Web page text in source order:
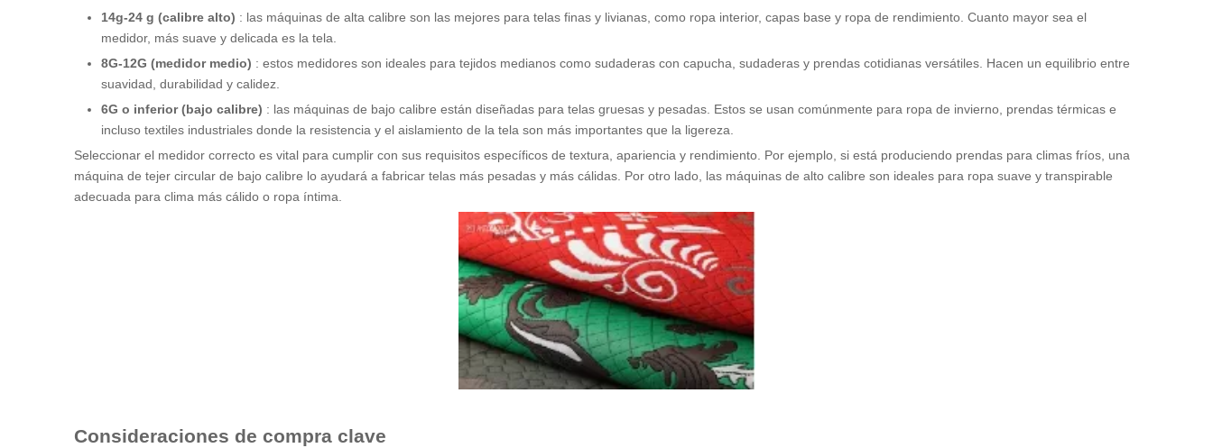
14g-24 g (calibre alto) : las máquinas de alta calibre son las mejores para telas finas y livianas, como ropa interior, capas base y ropa de rendimiento. Cuanto mayor sea el
medidor, más suave y delicada es la tela.
8G-12G (medidor medio) : estos medidores son ideales para tejidos medianos como sudaderas con capucha, sudaderas y prendas cotidianas versátiles. Hacen un equilibrio entre
suavidad, durabilidad y calidez.
6G o inferior (bajo calibre) : las máquinas de bajo calibre están diseñadas para telas gruesas y pesadas. Estos se usan comúnmente para ropa de invierno, prendas térmicas e
incluso textiles industriales donde la resistencia y el aislamiento de la tela son más importantes que la ligereza.
Seleccionar el medidor correcto es vital para cumplir con sus requisitos específicos de textura, apariencia y rendimiento. Por ejemplo, si está produciendo prendas para climas fríos, una
máquina de tejer circular de bajo calibre lo ayudará a fabricar telas más pesadas y más cálidas. Por otro lado, las máquinas de alto calibre son ideales para ropa suave y transpirable
adecuada para clima más cálido o ropa íntima.
Consideraciones de compra clave